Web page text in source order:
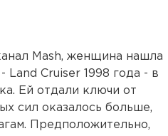
Mash, женщина нашла
Cruiser 1998 года - в
Ей отдали ключи от
сил оказалось больше,
Предположительно,